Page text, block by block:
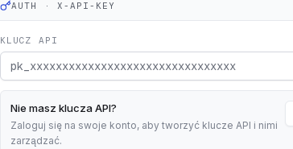
AUTH · X-API-KEY
KLUCZ API
Nie masz klucza API?
Zaloguj się na swoje konto, aby tworzyć klucze API i nimi
zarządzać.